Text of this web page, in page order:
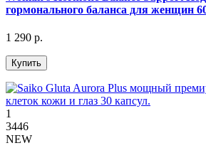
гормонального баланса для женщин
1 290 р.
Купить
1
3446
NEW